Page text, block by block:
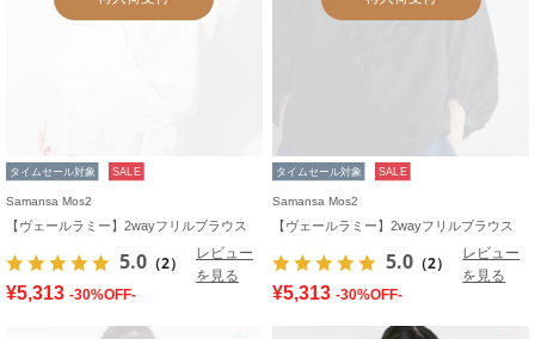
タイムセール対象 SALE
Samansa Mos2
【ヴェールラミー】2wayフリルブラウス
5.0 （2）
レビュー
を見る
¥5,313 -30%OFF-
タイムセール対象 SALE
Samansa Mos2
【ヴェールラミー】2wayフリルブラウス
5.0 （2）
レビュー
を見る
¥5,313 -30%OFF-